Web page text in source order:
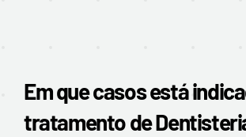
Em que casos está
tratamento de